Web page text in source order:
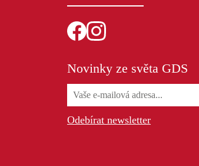
Novinky ze světa GDS
Odebírat newsletter